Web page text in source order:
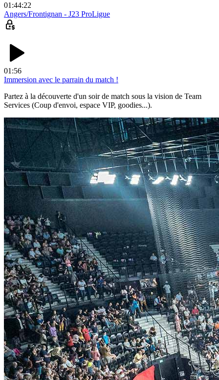
01:44:22
Angers/Frontignan - J23 ProLigue
01:56
Immersion avec le parrain du match !
Partez à la découverte d'un soir de match sous la vision de Team
Services (Coup d'envoi, espace VIP, goodies...).